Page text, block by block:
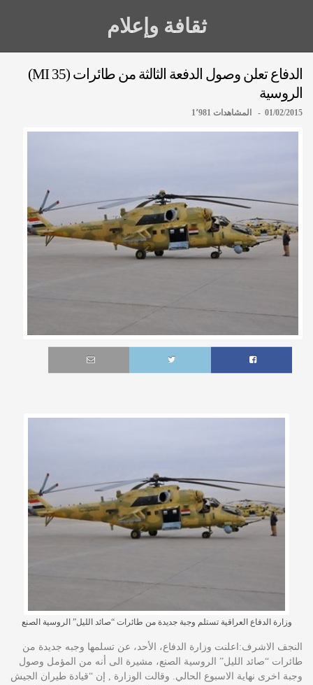
ثقافة وإعلام
الدفاع تعلن وصول الدفعة الثالثة من طائرات (MI 35)
الروسية
01/02/2015 - المشاهدات 1٬981
وزارة الدفاع العراقية تستلم وجبة جديدة من طائرات “صائد الليل” الروسية الصنع
النجف الاشرف:اعلنت وزارة الدفاع، الأحد، عن تسلمها وجبه جديدة من
طائرات “صائد الليل” الروسية الصنع، مشيرة الى أنه من المؤمل وصول
وجبة اخرى نهاية الاسبوع الحالي. وقالت الوزارة , إن “قيادة طيران الجيش